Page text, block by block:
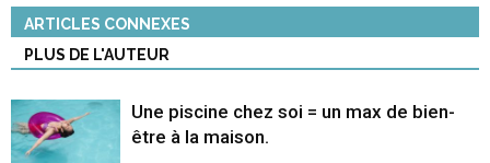
ARTICLES CONNEXES
PLUS DE L'AUTEUR
Une piscine chez soi = un max de bien-
être à la maison.